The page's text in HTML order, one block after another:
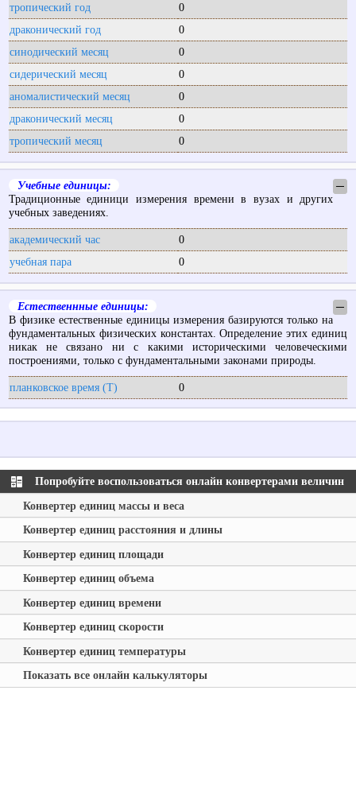
тропический год
0
драконический год
0
синодический месяц
0
сидерический месяц
0
аномалистический месяц
0
драконический месяц
0
тропический месяц
0
Учебные единицы:
─
Традиционные единици измерения времени в вузах и других
учебных заведениях.
академический час
0
учебная пара
0
Естественнные единицы:
─
В физике естественные единицы измерения базируются только на
фундаментальных физических константах. Определение этих единиц
никак не связано ни с какими историческими человеческими
построениями, только с фундаментальными законами природы.
планковское время (T) 0
Попробуйте воспользоваться онлайн конвертерами величин
Конвертер единиц массы и веса
Конвертер единиц расстояния и длины
Конвертер единиц площади
Конвертер единиц объема
Конвертер единиц времени
Конвертер единиц скорости
Конвертер единиц температуры
Показать все онлайн калькуляторы